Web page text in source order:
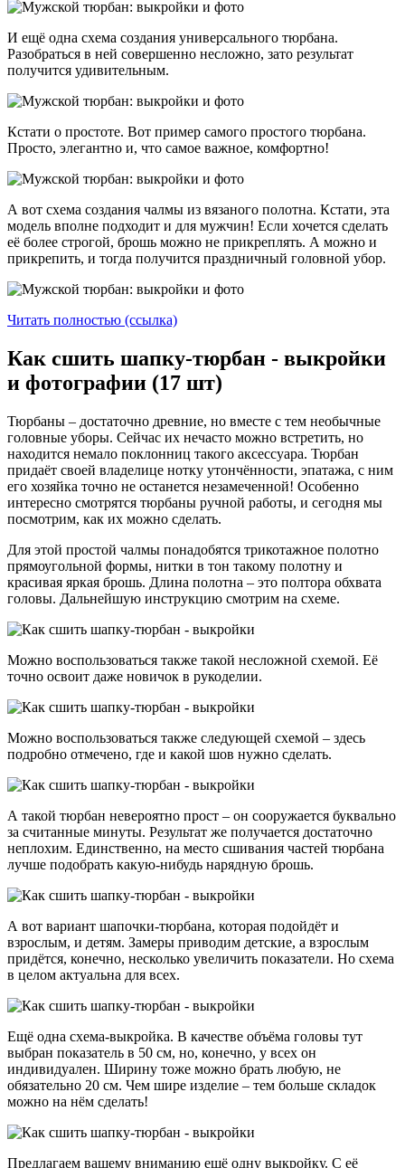
И ещё одна схема создания универсального тюрбана.
Разобраться в ней совершенно несложно, зато результат
получится удивительным.
Кстати о простоте. Вот пример самого простого тюрбана.
Просто, элегантно и, что самое важное, комфортно!
А вот схема создания чалмы из вязаного полотна. Кстати, эта
модель вполне подходит и для мужчин! Если хочется сделать
её более строгой, брошь можно не прикреплять. А можно и
прикрепить, и тогда получится праздничный головной убор.
Читать полностью (ссылка)
Как сшить шапку-тюрбан - выкройки
и фотографии (17 шт)
Тюрбаны – достаточно древние, но вместе с тем необычные
головные уборы. Сейчас их нечасто можно встретить, но
находится немало поклонниц такого аксессуара. Тюрбан
придаёт своей владелице нотку утончённости, эпатажа, с ним
его хозяйка точно не останется незамеченной! Особенно
интересно смотрятся тюрбаны ручной работы, и сегодня мы
посмотрим, как их можно сделать.
Для этой простой чалмы понадобятся трикотажное полотно
прямоугольной формы, нитки в тон такому полотну и
красивая яркая брошь. Длина полотна – это полтора обхвата
головы. Дальнейшую инструкцию смотрим на схеме.
Можно воспользоваться также такой несложной схемой. Её
точно освоит даже новичок в рукоделии.
Можно воспользоваться также следующей схемой – здесь
подробно отмечено, где и какой шов нужно сделать.
А такой тюрбан невероятно прост – он сооружается буквально
за считанные минуты. Результат же получается достаточно
неплохим. Единственно, на место сшивания частей тюрбана
лучше подобрать какую-нибудь нарядную брошь.
А вот вариант шапочки-тюрбана, которая подойдёт и
взрослым, и детям. Замеры приводим детские, а взрослым
придётся, конечно, несколько увеличить показатели. Но схема
в целом актуальна для всех.
Ещё одна схема-выкройка. В качестве объёма головы тут
выбран показатель в 50 см, но, конечно, у всех он
индивидуален. Ширину тоже можно брать любую, не
обязательно 20 см. Чем шире изделие – тем больше складок
можно на нём сделать!
Предлагаем вашему вниманию ещё одну выкройку. С её